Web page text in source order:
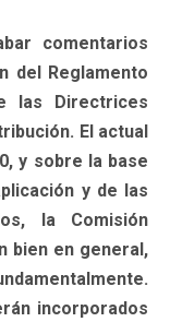
comentarios
del Reglamento
las Directrices
El actual
y sobre la base
y de las
la Comisión
bien en general,
incorporados